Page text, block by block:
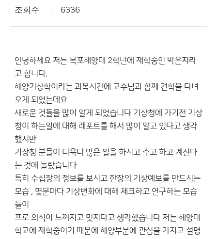
조회수 6336
안녕하세요 저는 목포해양대 2학년에 재학중인 박은지라
고 합니다.
해양기상학이라는 과목시간에 교수님과 함께 견학을 다녀
오게 되었는데요
새로운 것들을 많이 알게 되었습니다 기상청에 가기전 기상
청이 하는일에 대해 레포트를 해서 많이 알고 있다고 생각
했지만
기상청 분들이 더욱더 많은 일을 하시고 수고 하고 계신다
는 것에 놀랐습니다
특히 수십장의 정보를 보시고 한장의 기상예보를 만드시는
모습 , 몇분마다 기상변화에 대해 체크하고 연구하는 모습
들이
프로 의식이 느껴지고 멋지다고 생각했습니다 저는 해양대
학교에 재학중이기 때문에 해양부분에 관심을 가지고 설명